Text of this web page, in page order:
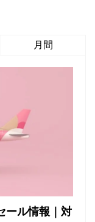
月間
ール情報｜対